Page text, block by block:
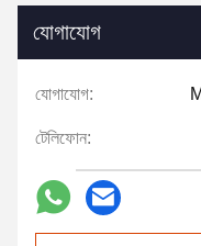
যোগাযোগ
যোগাযোগ:
টেলিফোন: